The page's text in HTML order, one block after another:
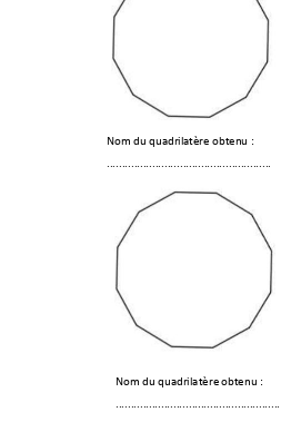
Nom du quadrilatère obtenu :
Nom du quadrilatère obtenu :